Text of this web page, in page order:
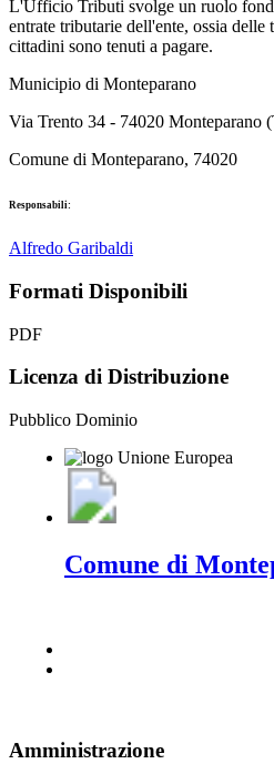
L'Ufficio Tributi svolge un ruolo
entrate tributarie dell'ente, ossia delle
cittadini sono tenuti a pagare.
Municipio di Monteparano
Via Trento 34 - 74020 Monteparano
Comune di Monteparano, 74020
Responsabili:
Alfredo Garibaldi
Formati Disponibili
PDF
Licenza di Distribuzione
Pubblico Dominio
Comune di
Amministrazione